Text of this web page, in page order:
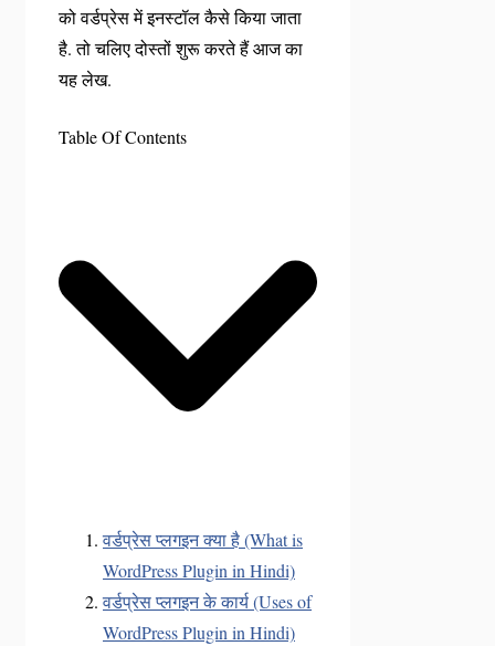
को वर्डप्रेस में इनस्टॉल कैसे किया जाता
है. तो चलिए दोस्तों शुरू करते हैं आज का
यह लेख.
Table Of Contents
वर्डप्रेस प्लगइन क्या है (What is
WordPress Plugin in Hindi)
वर्डप्रेस प्लगइन के कार्य (Uses of
WordPress Plugin in Hindi)